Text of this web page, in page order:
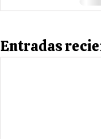
Entradas